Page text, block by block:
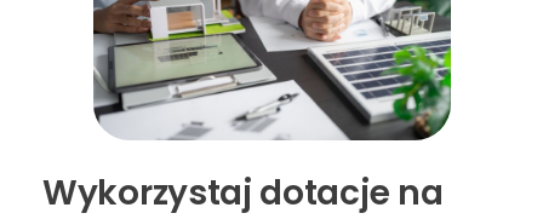
Wykorzystaj dotacje na